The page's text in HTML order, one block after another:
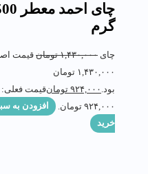
چای احمد معطر 500
گرم
چای۱,۴۳۰,۰۰۰ تومان قیمت
۱,۴۳۰,۰۰۰ تومان
بود.۹۲۴,۰۰۰ تومانقیمت فعلی:
۹۲۴,۰۰۰ تومان.
افزودن به سبد
خرید